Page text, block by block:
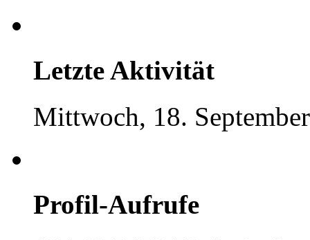
Letzte Aktivität
Mittwoch, 18.
Profil-Aufrufe